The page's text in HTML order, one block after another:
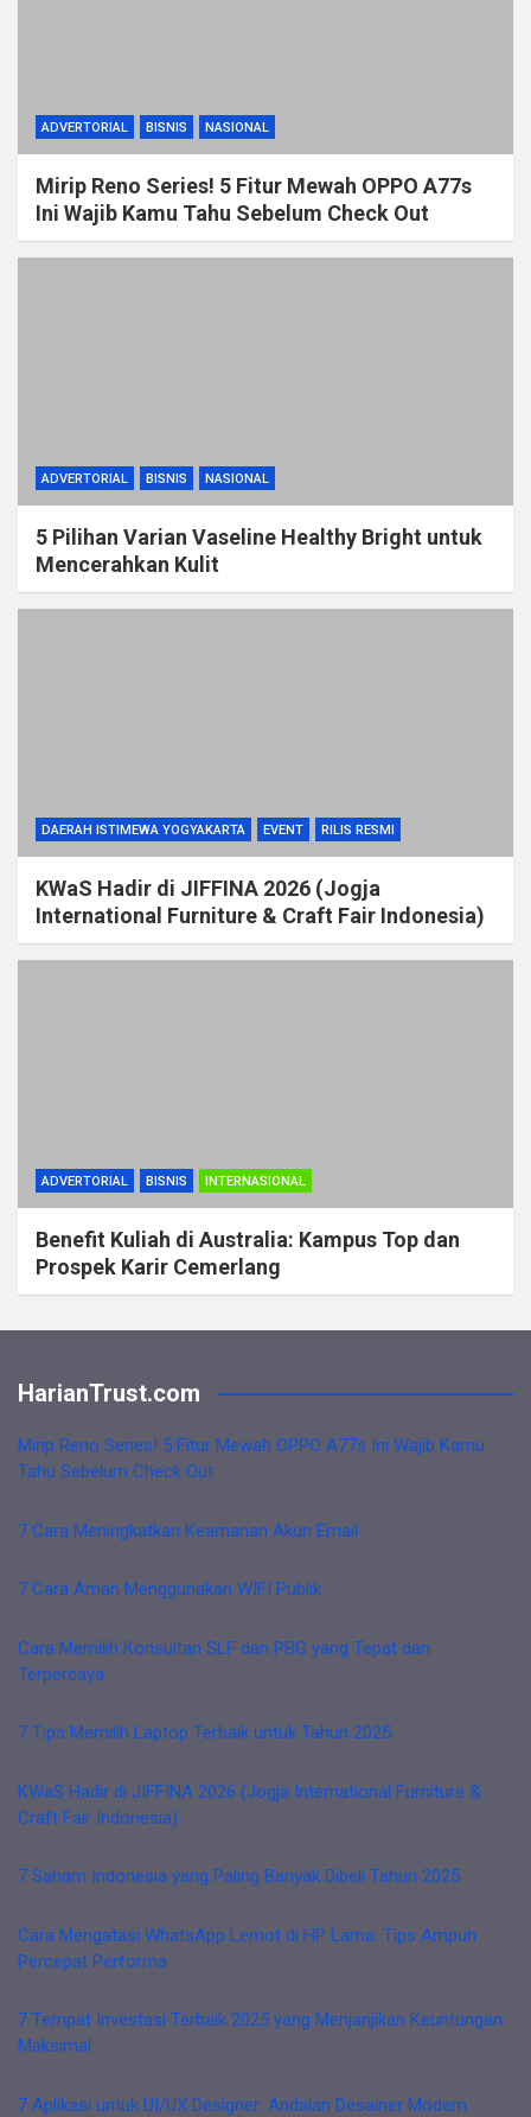
ADVERTORIAL BISNIS NASIONAL
Mirip Reno Series! 5 Fitur Mewah OPPO A77s
Ini Wajib Kamu Tahu Sebelum Check Out
ADVERTORIAL BISNIS NASIONAL
5 Pilihan Varian Vaseline Healthy Bright untuk
Mencerahkan Kulit
DAERAH ISTIMEWA YOGYAKARTA EVENT RILIS RESMI
KWaS Hadir di JIFFINA 2026 (Jogja
International Furniture & Craft Fair Indonesia)
ADVERTORIAL BISNIS INTERNASIONAL
Benefit Kuliah di Australia: Kampus Top dan
Prospek Karir Cemerlang
HarianTrust.com
Mirip Reno Series! 5 Fitur Mewah OPPO A77s Ini Wajib Kamu
Tahu Sebelum Check Out
7 Cara Meningkatkan Keamanan Akun Email
7 Cara Aman Menggunakan WIFI Publik
Cara Memilih Konsultan SLF dan PBG yang Tepat dan
Terpercaya
7 Tips Memilih Laptop Terbaik untuk Tahun 2025
KWaS Hadir di JIFFINA 2026 (Jogja International Furniture &
Craft Fair Indonesia)
7 Saham Indonesia yang Paling Banyak Dibeli Tahun 2025
Cara Mengatasi WhatsApp Lemot di HP Lama: Tips Ampuh
Percepat Performa
7 Tempat Investasi Terbaik 2025 yang Menjanjikan Keuntungan
Maksimal
7 Aplikasi untuk UI/UX Designer: Andalan Desainer Modern